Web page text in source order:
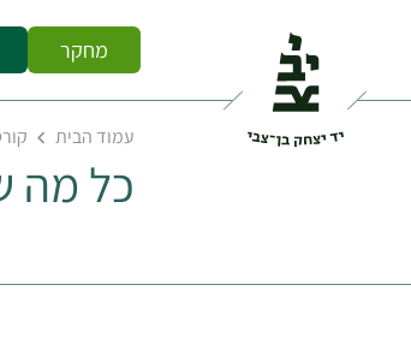
מחקר
עמוד הבית
כל מה